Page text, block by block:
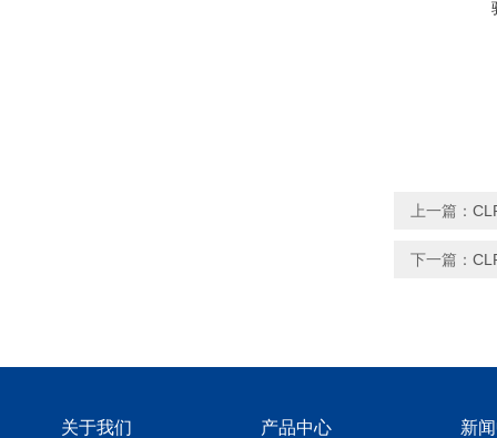
上一篇：
下一篇：
关于我们 产品中心 新